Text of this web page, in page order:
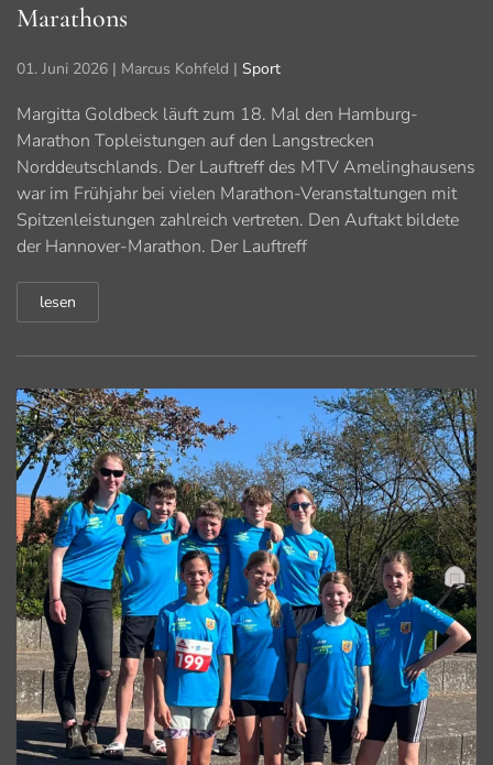
Marathons
01. Juni 2026 | Marcus Kohfeld | Sport
Margitta Goldbeck läuft zum 18. Mal den Hamburg-
Marathon Topleistungen auf den Langstrecken
Norddeutschlands. Der Lauftreff des MTV Amelinghausens
war im Frühjahr bei vielen Marathon-Veranstaltungen mit
Spitzenleistungen zahlreich vertreten. Den Auftakt bildete
der Hannover-Marathon. Der Lauftreff
lesen